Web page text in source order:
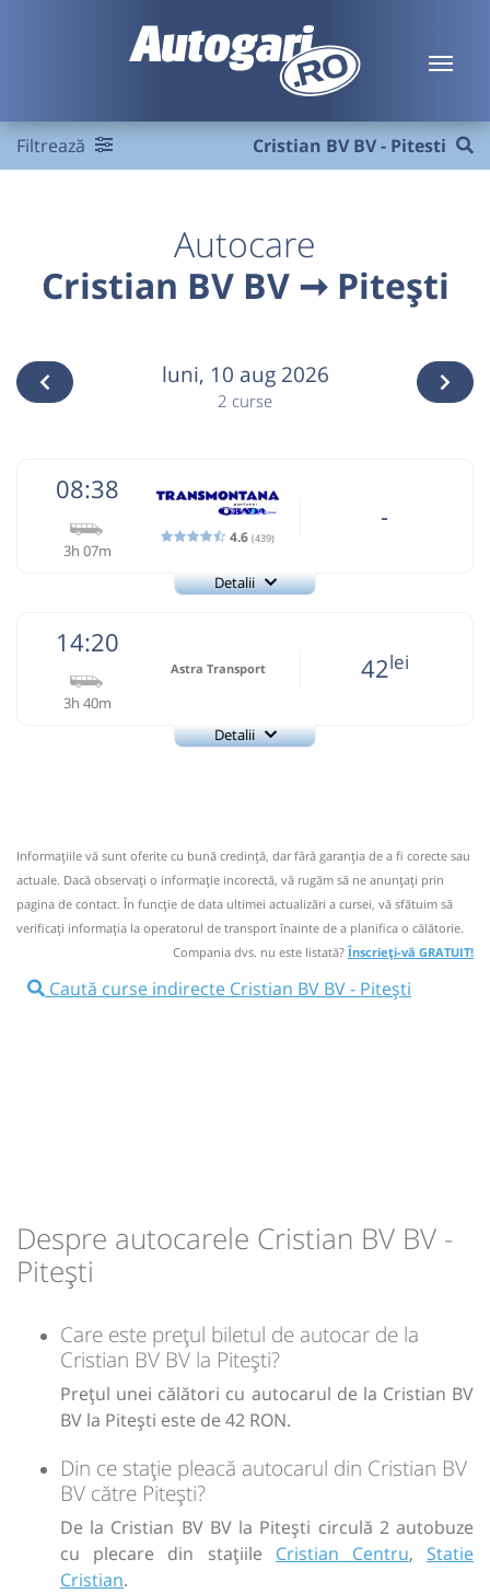
Filtrează Cristian BV BV - Pitesti
Autocare
Cristian BV BV ➞ Pitești
luni, 10 aug 2026
2 curse
08:38
3h 07m
4.6 (439)
-
Detalii
Opinii călători
Pagină operator
0726922277; 0723397890; Program: orele 7:00- 17:00
Semnalați aici(44 comentarii
Microbuz: Brasov - Horezu
Dotări:
Afiseaza itinerariu
11:45 Pitești Autogara Nord (Girexim)
14:20
3h 40m
Astra Transport 42lei
Detalii
Nu a circulat?Semnalați aici 4 comentarii)
Pune poze din călătoria ta ⤣
Cristian BV BV Cristian Centru
Microbuz: RETUR Pitesti - Brasov
42lei
Sursa:Astra Transport SRL| Ultima actualizare: 08/2025
Informaţiile vă sunt oferite cu bună credinţă, dar fără garanţia de a fi corecte sau
actuale. Dacă observați o informaţie incorectă, vă rugăm să ne anunțați prin
pagina de contact. În funcție de data ultimei actualizări a cursei, vă sfătuim să
verificaţi informaţia la operatorul de transport înainte de a planifica o călătorie.
Compania dvs. nu este listată?Înscrieți-vă GRATUIT!
Caută curse indirecte Cristian BV BV - Pitești
Despre autocarele Cristian BV BV -
Pitești
Care este prețul biletul de autocar de la
Cristian BV BV la Pitești?
Prețul unei călători cu autocarul de la Cristian BV
BV la Pitești este de 42 RON.
Din ce stație pleacă autocarul din Cristian BV
BV către Pitești?
De la Cristian BV BV la Pitești circulă 2 autobuze
cu plecare din stațiile Cristian Centru, Statie
Cristian.